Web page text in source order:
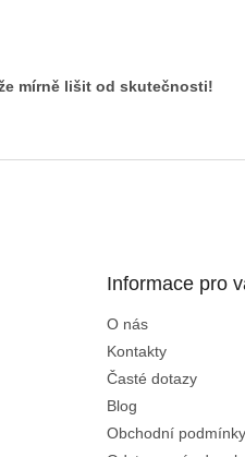
mírně lišit od skutečnosti!
Informace pro
O nás
Kontakty
Časté dotazy
Blog
Obchodní podmínky